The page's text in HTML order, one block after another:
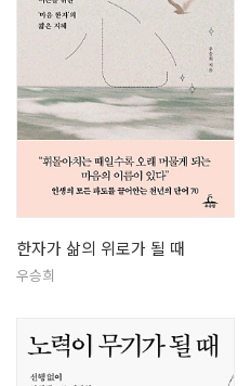
한자가 삶의 위로가 될 때
우승희